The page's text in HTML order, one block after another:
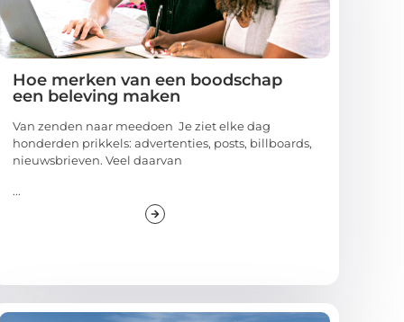
Hoe merken van een boodschap
een beleving maken
Van zenden naar meedoen Je ziet elke dag
honderden prikkels: advertenties, posts, billboards,
nieuwsbrieven. Veel daarvan
...